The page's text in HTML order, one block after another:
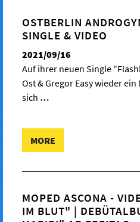
OSTBERLIN
SINGLE & VIDEO
2021/09/16
Auf ihrer neuen Single
Ost & Gregor Easy wieder
sich …
MORE
MOPED ASCONA -
IM BLUT" |